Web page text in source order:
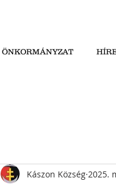
ÖNKORMÁNYZAT
Kászon Község 2025.